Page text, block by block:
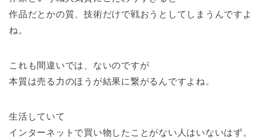
作品だとかの質、技術だけで戦おうとしてしまうんですよ
ね。
これも間違いでは、ないのですが
本質は売る力のほうが結果に繋がるんですよね。
生活していて
インターネットで買い物したことがない人はいないはず。